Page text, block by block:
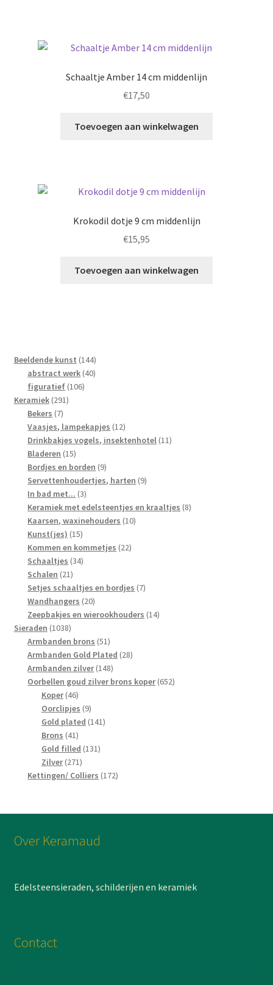
Schaaltje Amber 14 cm middenlijn
€17,50
Toevoegen aan winkelwagen
Krokodil dotje 9 cm middenlijn
€15,95
Toevoegen aan winkelwagen
Beeldende kunst 144144
producten
abstract werk 4040
figuratief 106106
Keramiek 291291
Bekers 77
producten
Vaasjes, lampekapjes 1212
producten
Drinkbakjes vogels, insektenhotel 1111
Bladeren 1515
producten
Bordjes en borden 99
producten
Servettenhoudertjes, harten 99
In bad met... 33
producten
Keramiek met edelsteentjes en kraaltjes 88
Kaarsen, waxinehouders 1010
Kunst(jes) 1515
producten
Kommen en kommetjes 2222
Schaaltjes 3434
Schalen 2121
producten
Setjes schaaltjes en bordjes 77
Wandhangers 2020
producten
Zeepbakjes en wierookhouders 1414
Sieraden 10381038
producten
Armbanden brons 5151
producten
Armbanden Gold Plated 2828
Armbanden zilver 148148
producten
Oorbellen goud zilver brons koper 652652
Koper 4646
producten
Oorclipjes 99
producten
Gold plated 141141
Brons 4141
producten
Gold filled 131131
Zilver 271271
producten
Kettingen/ Colliers 172172
Over Keramaud
Edelsteensieraden, schilderijen en keramiek
Contact